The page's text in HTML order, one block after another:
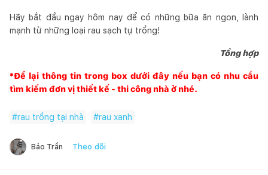
Hãy bắt đầu ngay hôm nay để có những bữa ăn ngon, lành
mạnh từ những loại rau sạch tự trồng!
Tổng hợp
*Để lại thông tin trong box dưới đây nếu bạn có nhu cầu
tìm kiếm đơn vị thiết kế - thi công nhà ở nhé.
#rau trồng tại nhà #rau xanh
Bảo Trần Theo dõi